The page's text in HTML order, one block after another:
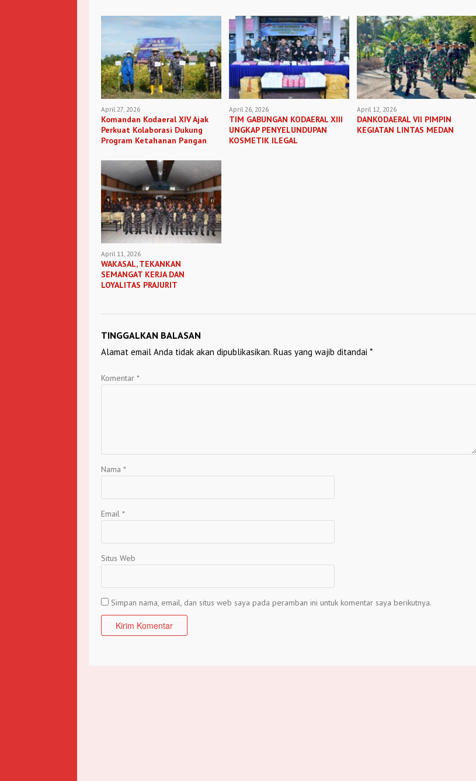
April 27, 2026
Komandan Kodaeral XIV Ajak
Perkuat Kolaborasi Dukung
Program Ketahanan Pangan
April 26, 2026
TIM GABUNGAN KODAERAL XIII
UNGKAP PENYELUNDUPAN
KOSMETIK ILEGAL
April 12, 2026
DANKODAERAL VII PIMPIN
KEGIATAN LINTAS MEDAN
April 11, 2026
WAKASAL, TEKANKAN
SEMANGAT KERJA DAN
LOYALITAS PRAJURIT
TINGGALKAN BALASAN
Alamat email Anda tidak akan dipublikasikan. Ruas yang wajib ditandai *
Komentar *
Nama *
Email *
Situs Web
Simpan nama, email, dan situs web saya pada peramban ini untuk komentar saya berikutnya.